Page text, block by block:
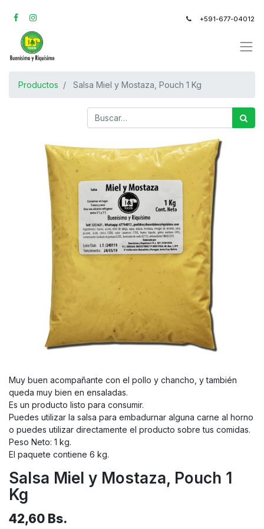
+591-677-04012
Productos Salsa Miel y Mostaza, Pouch 1 Kg
Muy buen acompañante con el pollo y chancho, y también
queda muy bien en ensaladas.
Es un producto listo para consumir.
Puedes utilizar la salsa para embadurnar alguna carne al horno
o puedes utilizar directamente el producto sobre tus comidas.
Peso Neto: 1 kg.
El paquete contiene 6 kg.
Salsa Miel y Mostaza, Pouch 1
Kg
42,60 Bs.